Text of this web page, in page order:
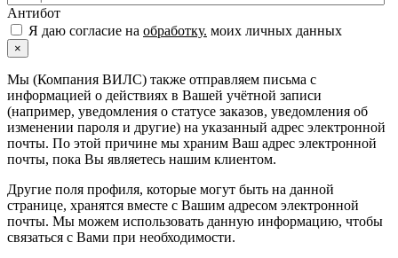
Антибот
Я даю согласие на обработку. моих личных данных
×
Мы (Компания ВИЛС) также отправляем письма с
информацией о действиях в Вашей учётной записи
(например, уведомления о статусе заказов, уведомления об
изменении пароля и другие) на указанный адрес электронной
почты. По этой причине мы храним Ваш адрес электронной
почты, пока Вы являетесь нашим клиентом.
Другие поля профиля, которые могут быть на данной
странице, хранятся вместе с Вашим адресом электронной
почты. Мы можем использовать данную информацию, чтобы
связаться с Вами при необходимости.